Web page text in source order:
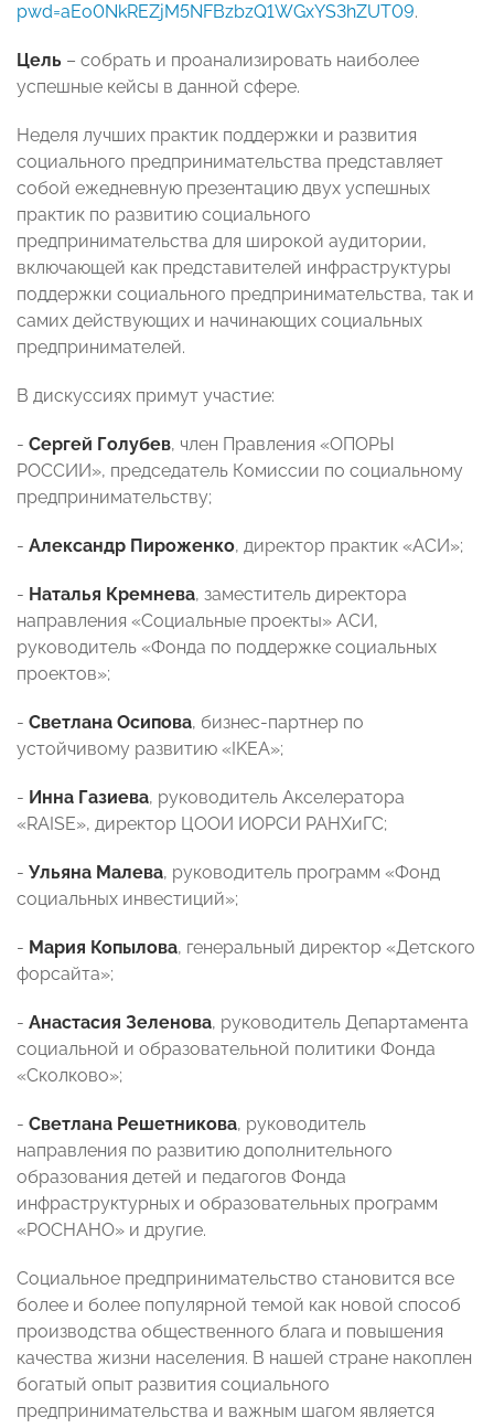
pwd=aEo0NkREZjM5NFBzbzQ1WGxYS3hZUT09.
Цель – собрать и проанализировать наиболее
успешные кейсы в данной сфере.
Неделя лучших практик поддержки и развития
социального предпринимательства представляет
собой ежедневную презентацию двух успешных
практик по развитию социального
предпринимательства для широкой аудитории,
включающей как представителей инфраструктуры
поддержки социального предпринимательства, так и
самих действующих и начинающих социальных
предпринимателей.
В дискуссиях примут участие:
- Сергей Голубев, член Правления «ОПОРЫ
РОССИИ», председатель Комиссии по социальному
предпринимательству;
- Александр Пироженко, директор практик «АСИ»;
- Наталья Кремнева, заместитель директора
направления «Социальные проекты» АСИ,
руководитель «Фонда по поддержке социальных
проектов»;
- Светлана Осипова, бизнес-партнер по
устойчивому развитию «IKEA»;
- Инна Газиева, руководитель Акселератора
«RAISE», директор ЦООИ ИОРСИ РАНХиГС;
- Ульяна Малева, руководитель программ «Фонд
социальных инвестиций»;
- Мария Копылова, генеральный директор «Детского
форсайта»;
- Анастасия Зеленова, руководитель Департамента
социальной и образовательной политики Фонда
«Сколково»;
- Светлана Решетникова, руководитель
направления по развитию дополнительного
образования детей и педагогов Фонда
инфраструктурных и образовательных программ
«РОСНАНО» и другие.
Социальное предпринимательство становится все
более и более популярной темой как новой способ
производства общественного блага и повышения
качества жизни населения. В нашей стране накоплен
богатый опыт развития социального
предпринимательства и важным шагом является